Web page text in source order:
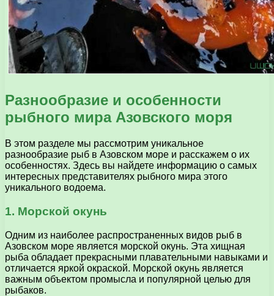
Разнообразие и особенности
рыбного мира Азовского моря
В этом разделе мы рассмотрим уникальное
разнообразие рыб в Азовском море и расскажем о их
особенностях. Здесь вы найдете информацию о самых
интересных представителях рыбного мира этого
уникального водоема.
1. Морской окунь
Одним из наиболее распространенных видов рыб в
Азовском море является морской окунь. Эта хищная
рыба обладает прекрасными плавательными навыками и
отличается яркой окраской. Морской окунь является
важным объектом промысла и популярной целью для
рыбаков.